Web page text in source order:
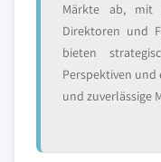
Märkte ab, mit
Direktoren und
bieten
Perspektiven
und zuverlässige